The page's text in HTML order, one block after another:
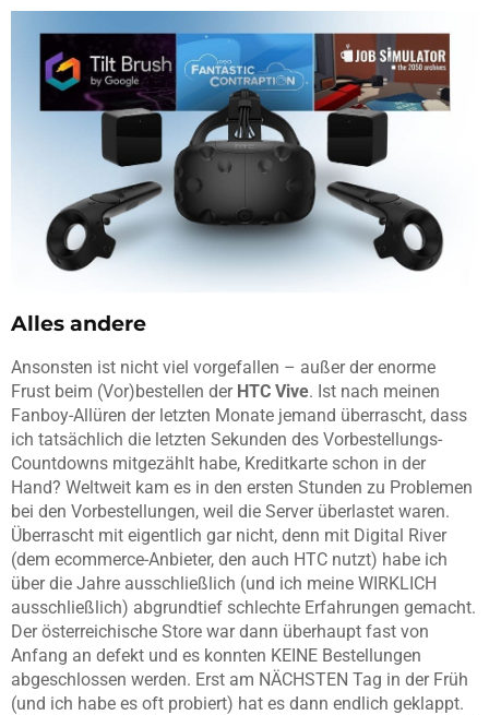
Alles andere
Ansonsten ist nicht viel vorgefallen – außer der enorme
Frust beim (Vor)bestellen der HTC Vive. Ist nach meinen
Fanboy-Allüren der letzten Monate jemand überrascht, dass
ich tatsächlich die letzten Sekunden des Vorbestellungs-
Countdowns mitgezählt habe, Kreditkarte schon in der
Hand? Weltweit kam es in den ersten Stunden zu Problemen
bei den Vorbestellungen, weil die Server überlastet waren.
Überrascht mit eigentlich gar nicht, denn mit Digital River
(dem ecommerce-Anbieter, den auch HTC nutzt) habe ich
über die Jahre ausschließlich (und ich meine WIRKLICH
ausschließlich) abgrundtief schlechte Erfahrungen gemacht.
Der österreichische Store war dann überhaupt fast von
Anfang an defekt und es konnten KEINE Bestellungen
abgeschlossen werden. Erst am NÄCHSTEN Tag in der Früh
(und ich habe es oft probiert) hat es dann endlich geklappt.